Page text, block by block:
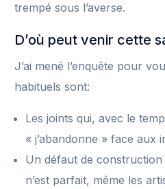
trempé sous l’averse.
D’où peut venir cette
J’ai mené l’enquête pour
habituels sont:
Les joints qui, avec le
« j’abandonne » face aux
Un défaut de
n’est parfait, même les